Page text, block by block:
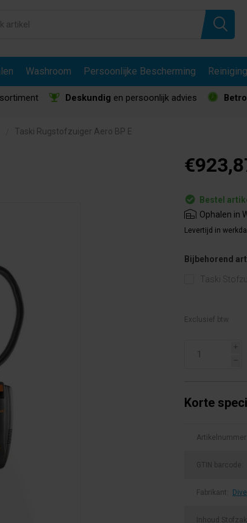
Washroom Persoonlijke Bescherming
Deskundig en persoonlijk advies
Taski Rugstofzuiger Aero BP E
Bestel
Ophalen in
Levertijd in
Bijbehorend
Taski
Exclusief btw.
i
h
Korte
Artikelnummer:
GTIN barcode:
Fabrikant:
Inhoud